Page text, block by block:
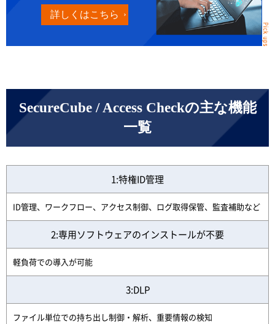
詳しくはこちら
SecureCube / Access Checkの主な機能
一覧
1:特権ID管理
ID管理、ワークフロー、アクセス制御、ログ取得保管、監査補助など
2:専用ソフトウェアのインストールが不要
軽負荷での導入が可能
3:DLP
ファイル単位での持ち出し制御・解析、重要情報の検知